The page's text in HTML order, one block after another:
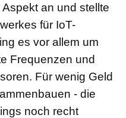
an und stellte
für IoT-
es vor allem um
Frequenzen und
Für wenig Geld
- die
noch recht